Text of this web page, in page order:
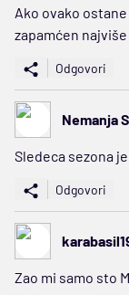
Ako ovako
zapamćen
Odgovori
Nemanja
Sledeca sezona
Odgovori
Zao mi samo sto